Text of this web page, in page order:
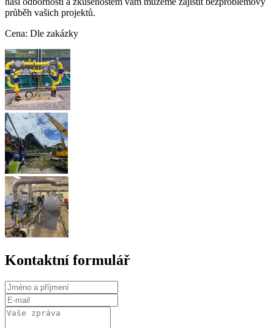
průběh vašich projektů.
Cena: Dle zakázky
Kontaktní formulář